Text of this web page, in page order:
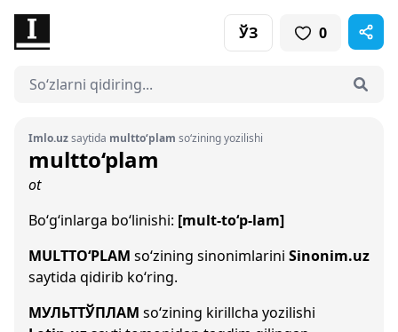
ЎЗ 0
Imlo.uzsaytida multto‘plam so‘zining yozilishi
multto‘plam
ot
Bo‘g‘inlarga bo‘linishi: [mult-to‘p-lam]
MULTTO‘PLAM so‘zining sinonimlarini Sinonim.uz
saytida qidirib ko‘ring.
МУЛЬТТЎПЛАМ so‘zining kirillcha yozilishi